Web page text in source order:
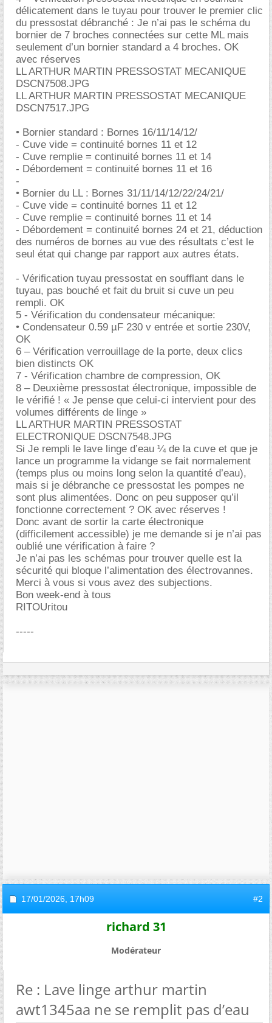
délicatement dans le tuyau pour trouver le premier clic
du pressostat débranché : Je n’ai pas le schéma du
bornier de 7 broches connectées sur cette ML mais
seulement d’un bornier standard a 4 broches. OK
avec réserves
LL ARTHUR MARTIN PRESSOSTAT MECANIQUE
DSCN7508.JPG
LL ARTHUR MARTIN PRESSOSTAT MECANIQUE
DSCN7517.JPG
• Bornier standard : Bornes 16/11/14/12/
- Cuve vide = continuité bornes 11 et 12
- Cuve remplie = continuité bornes 11 et 14
- Débordement = continuité bornes 11 et 16
-
• Bornier du LL : Bornes 31/11/14/12/22/24/21/
- Cuve vide = continuité bornes 11 et 12
- Cuve remplie = continuité bornes 11 et 14
- Débordement = continuité bornes 24 et 21, déduction
des numéros de bornes au vue des résultats c’est le
seul état qui change par rapport aux autres états.
- Vérification tuyau pressostat en soufflant dans le
tuyau, pas bouché et fait du bruit si cuve un peu
rempli. OK
5 - Vérification du condensateur mécanique:
• Condensateur 0.59 µF 230 v entrée et sortie 230V,
OK
6 – Vérification verrouillage de la porte, deux clics
bien distincts OK
7 - Vérification chambre de compression, OK
8 – Deuxième pressostat électronique, impossible de
le vérifié ! « Je pense que celui-ci intervient pour des
volumes différents de linge »
LL ARTHUR MARTIN PRESSOSTAT
ELECTRONIQUE DSCN7548.JPG
Si Je rempli le lave linge d’eau ¼ de la cuve et que je
lance un programme la vidange se fait normalement
(temps plus ou moins long selon la quantité d’eau),
mais si je débranche ce pressostat les pompes ne
sont plus alimentées. Donc on peu supposer qu’il
fonctionne correctement ? OK avec réserves !
Donc avant de sortir la carte électronique
(difficilement accessible) je me demande si je n’ai pas
oublié une vérification à faire ?
Je n’ai pas les schémas pour trouver quelle est la
sécurité qui bloque l’alimentation des électrovannes.
Merci à vous si vous avez des subjections.
Bon week-end à tous
RITOUritou
-----
17/01/2026, 17h09 #2
richard 31
Modérateur
Re : Lave linge arthur martin
awt1345aa ne se remplit pas d’eau